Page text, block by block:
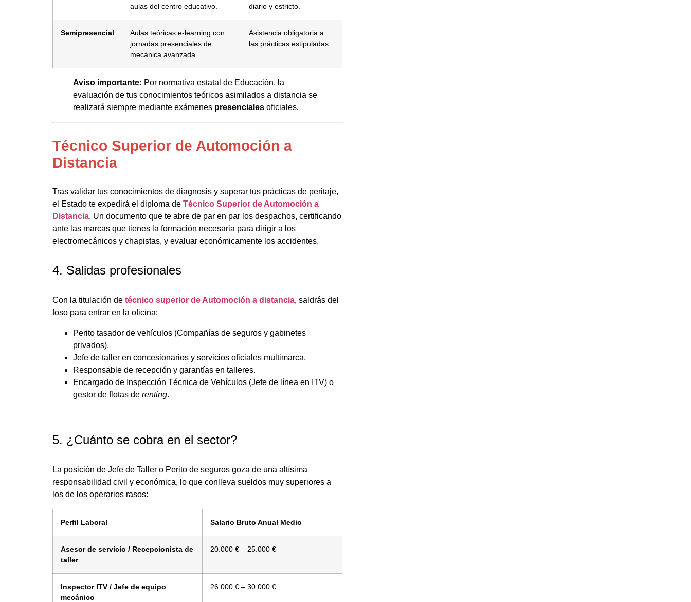
aulas del centro educativo.
diario y estricto.
Semipresencial
Aulas teóricas e-learning con
jornadas presenciales de
mecánica avanzada.
Asistencia obligatoria a
las prácticas estipuladas.
Aviso importante: Por normativa estatal de Educación, la
evaluación de tus conocimientos teóricos asimilados a distancia se
realizará siempre mediante exámenes presenciales oficiales.
Técnico Superior de Automoción a
Distancia
Tras validar tus conocimientos de diagnosis y superar tus prácticas de peritaje,
el Estado te expedirá el diploma de Técnico Superior de Automoción a
Distancia. Un documento que te abre de par en par los despachos, certificando
ante las marcas que tienes la formación necesaria para dirigir a los
electromecánicos y chapistas, y evaluar económicamente los accidentes.
4. Salidas profesionales
Con la titulación de técnico superior de Automoción a distancia, saldrás del
foso para entrar en la oficina:
Perito tasador de vehículos (Compañías de seguros y gabinetes
privados).
Jefe de taller en concesionarios y servicios oficiales multimarca.
Responsable de recepción y garantías en talleres.
Encargado de Inspección Técnica de Vehículos (Jefe de línea en ITV) o
gestor de flotas de renting.
5. ¿Cuánto se cobra en el sector?
La posición de Jefe de Taller o Perito de seguros goza de una altísima
responsabilidad civil y económica, lo que conlleva sueldos muy superiores a
los de los operarios rasos:
Perfil Laboral Salario Bruto Anual Medio
Asesor de servicio / Recepcionista de
taller
20.000 € – 25.000 €
Inspector ITV / Jefe de equipo
mecánico
26.000 € – 30.000 €